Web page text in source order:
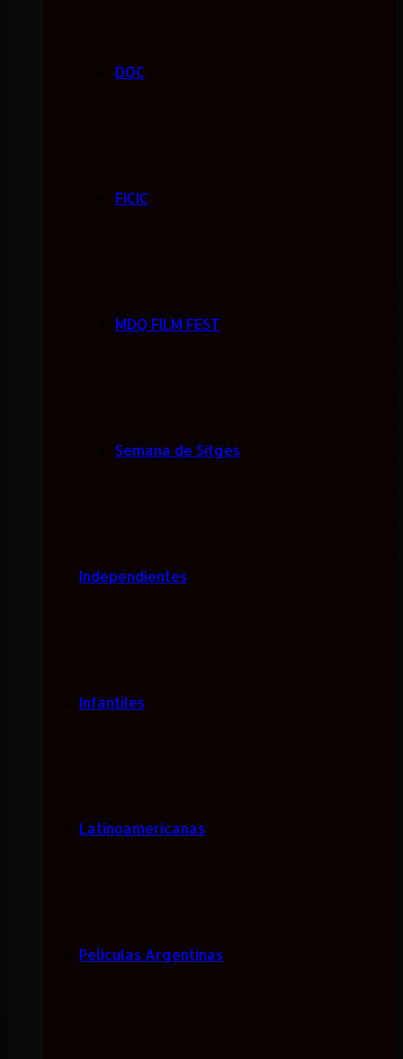
DOC
FICIC
MDQ FILM FEST
Semana de Sitges
Independientes
Infantiles
Latinoamericanas
Películas Argentinas